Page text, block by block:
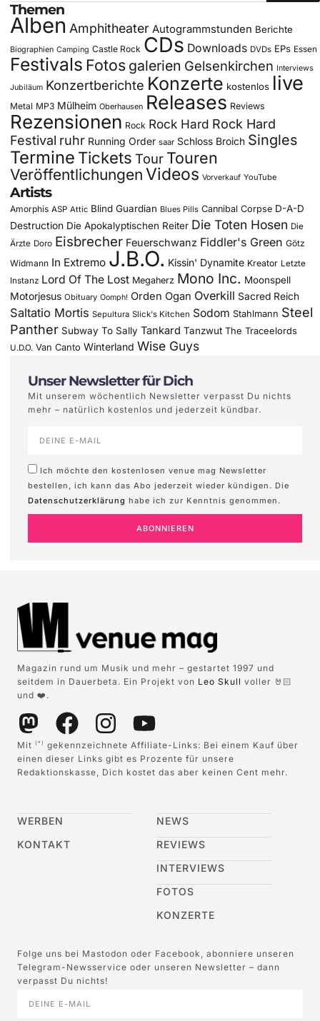
Themen
Alben Amphitheater Autogrammstunden Berichte
Biographien Camping Castle Rock CDs Downloads DVDs EPs Essen
Festivals Fotos galerien Gelsenkirchen Interviews
Jubiläum Konzertberichte Konzerte kostenlos live
Metal MP3 Mülheim Oberhausen Releases Reviews
Rezensionen Rock Rock Hard Rock Hard
Festival ruhr Running Order saar Schloss Broich Singles
Termine Tickets Tour Touren
Veröffentlichungen Videos Vorverkauf YouTube
Artists
Amorphis ASP Attic Blind Guardian Blues Pills Cannibal Corpse D-A-D
Destruction Die Apokalyptischen Reiter Die Toten Hosen Die
Ärzte Doro Eisbrecher Feuerschwanz Fiddler's Green Götz
Widmann In Extremo J.B.O. Kissin' Dynamite Kreator Letzte
Instanz Lord Of The Lost Megaherz Mono Inc. Moonspell
Motorjesus Obituary Oomph! Orden Ogan Overkill Sacred Reich
Saltatio Mortis Sepultura Slick's Kitchen Sodom Stahlmann Steel
Panther Subway To Sally Tankard Tanzwut The Traceelords
U.D.O. Van Canto Winterland Wise Guys
Unser Newsletter für Dich
Mit unserem wöchentlich Newsletter verpasst Du nichts
mehr – natürlich kostenlos und jederzeit kündbar.
Ich möchte den kostenlosen venue mag Newsletter
bestellen, ich kann das Abo jederzeit wieder kündigen. Die
Datenschutzerklärung habe ich zur Kenntnis genommen.
ABONNIEREN
Magazin rund um Musik und mehr – gestartet 1997 und
seitdem in Dauerbeta. Ein Projekt von Leo Skull voller 🤘🏻
und ❤️.
Mit (*)
gekennzeichnete Affiliate-Links: Bei einem Kauf über
einen dieser Links gibt es Prozente für unsere
Redaktionskasse, Dich kostet das aber keinen Cent mehr.
WERBEN
KONTAKT
NEWS
REVIEWS
INTERVIEWS
FOTOS
KONZERTE
Folge uns bei Mastodon oder Facebook, abonniere unseren
Telegram-Newsservice oder unseren Newsletter – dann
verpasst Du nichts!